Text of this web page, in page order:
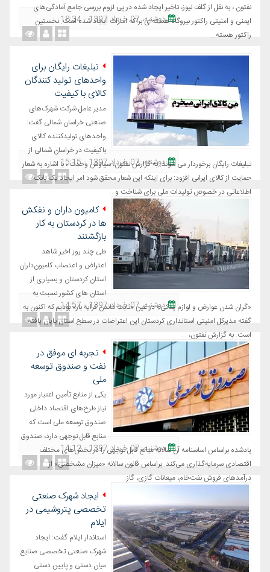
نفتون ، به نقل از گلف نیوز، تاخیر ایجاد شده در پی لزوم بررسی جامع آمادگی‌های
ایمنی و امنیتی راکتور نیروگاه هسته‌ای براکه امارات ایجاد شده است. نخستین
راکتور هسته‌...
دوشنبه، 07 خرداد 1397 - 18:34
تبلیغات رایگان برای
واحدهای تولید کنندگان
کالای با کیفیت
مدیر عامل شرکت شهرک‌های
صنعتی خراسان شمالی گفت:
واحدهای تولیدکننده کالای
باکیفیت در خراسان شمالی از
تبلیغات رایگان برخوردار می شوند. به گزارش نفتون، سیاوش وحدت ، با اشاره به شعار
حمایت از کالای ایرانی افزود: برای اینکه این شعار محقق شود امر ایجاد یک بانک
اطلاعاتی در خصوص تولیدات ملی برای شناخت و...
دوشنبه، 07 خرداد 1397 - 15:15
کامیون داران و نفکش
ها در کردستان به کار
بازگشتند
طی چند روز اخیر شاهد
اعتراض و اعتصاب کامیون‌داران
استان کردستان و بسیاری از
استان های کشور نسبت به
«گران شدن عوارض و لوازم یدکی» در عین «ثابت ماندن کرایه بار» بودیم که اکنون به
گفته مدیرکل امنیتی استانداری کردستان این اعتراضات در سطح استان پایان یافته
است. به گزارش نفتون، ...
دوشنبه، 07 خرداد 1397 - 14:57
تجربه ای موفق در
نفت و صندوق توسعه
ملی
یکی از منابع تأمین اعتبار مورد
نیاز طرح‌های اقتصاد داخلی
صندوق توسعه ملی است که
منابع قابل توجهی دارد، صندوق
یادشده براساس اساسنامه آن سالانه مبالغ قابل توجهی را در بخش‌های مختلف
اقتصادی سرمایه‌گذاری می‌کند. براساس قانون سالانه «میزان مشخصی» از
درآمدهای فروش نفت‌خام، میعانات گازی، گاز...
دوشنبه، 07 خرداد 1397 - 14:12
ایجاد شهرک صنعتی
تخصصی پتروشیمی در
ایلام
استاندار ایلام گفت: ایجاد
شهرک صنعتی تخصصی صنایع
میان دستی و پایین دستی